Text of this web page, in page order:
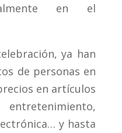
en el
ya han
de personas en
en artículos
y hasta